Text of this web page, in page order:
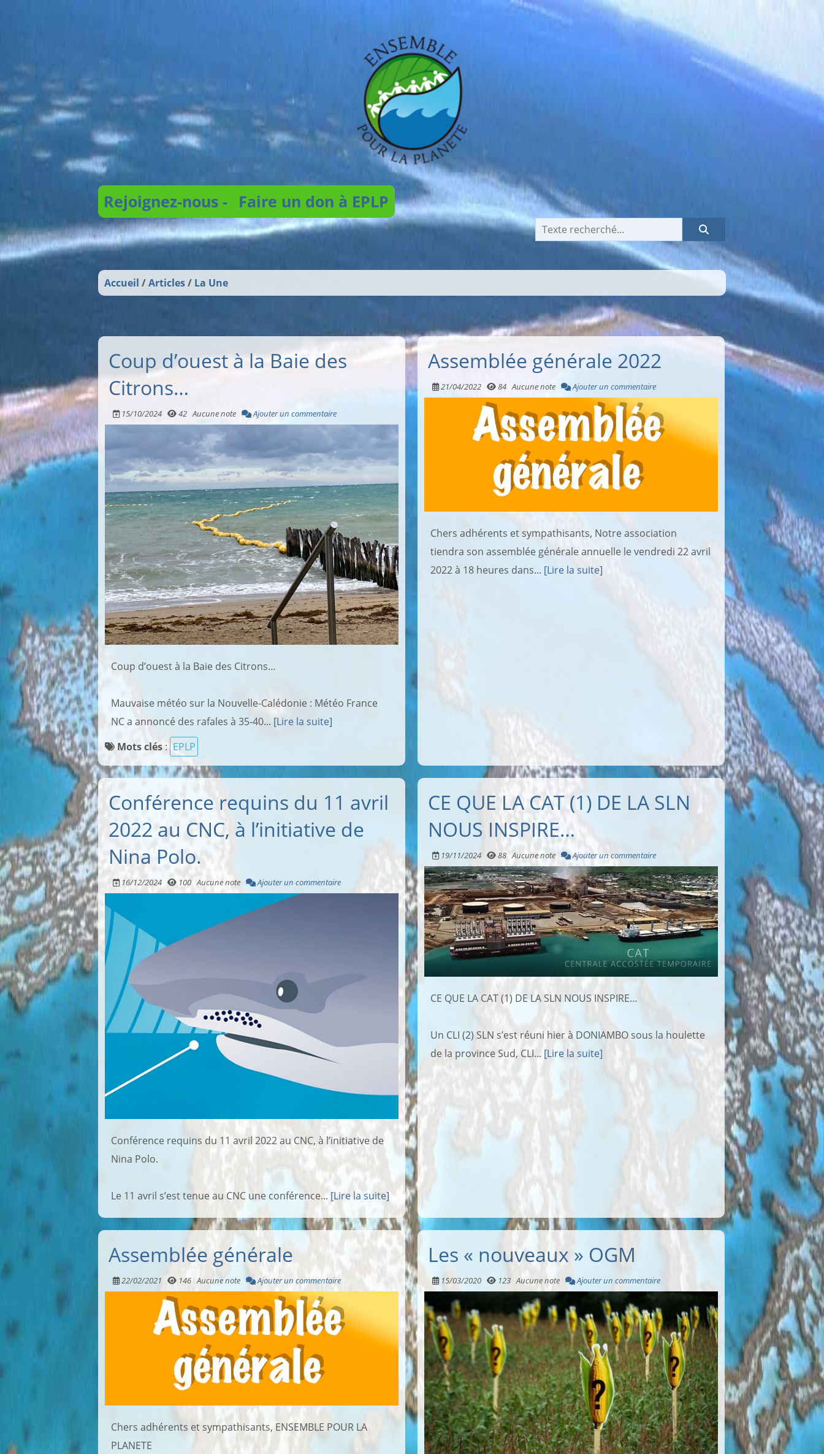
Rejoignez-nous - Faire un don à EPLP
Recherche
Accueil Articles La Une
Coup d’ouest à la Baie des
Citrons…
15/10/2024 42 Aucune note Ajouter un commentaire
Coup d’ouest à la Baie des Citrons…
Mauvaise météo sur la Nouvelle-Calédonie : Météo France
NC a annoncé des rafales à 35-40... [Lire la suite]
Mots clés : EPLP
Assemblée générale 2022
21/04/2022 84 Aucune note Ajouter un commentaire
Chers adhérents et sympathisants, Notre association
tiendra son assemblée générale annuelle le vendredi 22 avril
2022 à 18 heures dans... [Lire la suite]
Conférence requins du 11 avril
2022 au CNC, à l’initiative de
Nina Polo.
16/12/2024 100 Aucune note Ajouter un commentaire
Conférence requins du 11 avril 2022 au CNC, à l’initiative de
Nina Polo.
Le 11 avril s’est tenue au CNC une conférence... [Lire la suite]
CE QUE LA CAT (1) DE LA SLN
NOUS INSPIRE…
19/11/2024 88 Aucune note Ajouter un commentaire
CE QUE LA CAT (1) DE LA SLN NOUS INSPIRE…
Un CLI (2) SLN s’est réuni hier à DONIAMBO sous la houlette
de la province Sud, CLI... [Lire la suite]
Assemblée générale
22/02/2021 146 Aucune note Ajouter un commentaire
Chers adhérents et sympathisants, ENSEMBLE POUR LA
PLANETE
Les « nouveaux » OGM
15/03/2020 123 Aucune note Ajouter un commentaire